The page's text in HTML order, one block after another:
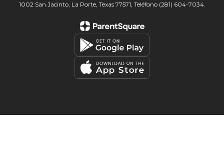
1002 San Jacinto, La Porte, Texas 77571, Teléfono (281) 604-7034.